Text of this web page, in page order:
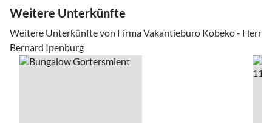
Weitere Unterkünfte
Weitere Unterkünfte von Firma Vakantieburo Kobeko - Herr
Bernard Ipenburg